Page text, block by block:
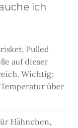
ich
Pulled
auf dieser
Wichtig:
über
Hähnchen,